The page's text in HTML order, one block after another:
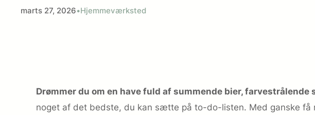
marts 27, 2026•Hjemmeværksted
Drømmer du om en have fuld af summende bier,
noget af det bedste, du kan sætte på to-do-listen. Med ganske få